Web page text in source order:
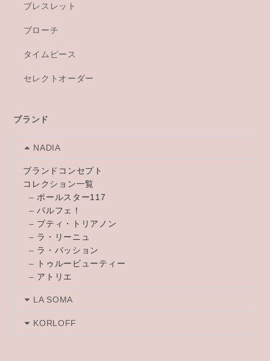
ブレスレット
ブローチ
タイムピース
セレクトオーダー
ブランド
NADIA
ブランドコンセプト
コレクション一覧
– ポールスター117
–パルフェ！
– プティ・トリアノン
– ラ・リーニュ
– ラ・パッション
–
トゥルービューティー
– アトリエ
LA SOMA
KORLOFF